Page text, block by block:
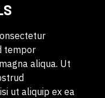
tempor
aliqua. Ut
ut aliquip ex ea